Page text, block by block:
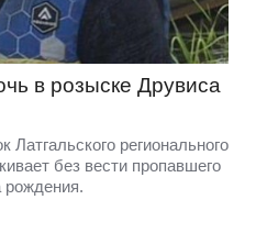
в розыске Друвиса
Латгальского регионального
без вести пропавшего
рождения.